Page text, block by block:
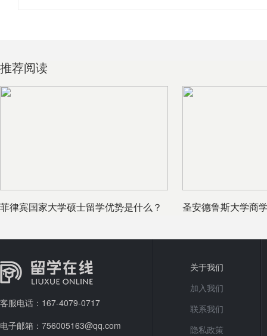
推荐阅读
菲律宾国家大学硕士留学优势是什么？
圣安德鲁斯大学商
客服电话：167-4079-0717
电子邮箱：756005163@qq.com
关于我们
加入我们
联系我们
隐私政策